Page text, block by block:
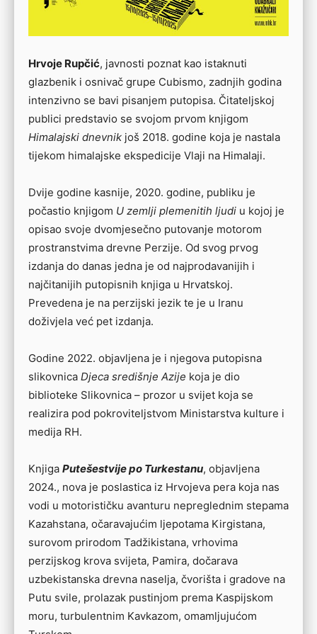
Hrvoje Rupčić, javnosti poznat kao istaknuti
glazbenik i osnivač grupe Cubismo, zadnjih godina
intenzivno se bavi pisanjem putopisa. Čitateljskoj
publici predstavio se svojom prvom knjigom
Himalajski dnevnik još 2018. godine koja je nastala
tijekom himalajske ekspedicije Vlaji na Himalaji.
Dvije godine kasnije, 2020. godine, publiku je
počastio knjigom U zemlji plemenitih ljudi u kojoj je
opisao svoje dvomjesečno putovanje motorom
prostranstvima drevne Perzije. Od svog prvog
izdanja do danas jedna je od najprodavanijih i
najčitanijih putopisnih knjiga u Hrvatskoj.
Prevedena je na perzijski jezik te je u Iranu
doživjela već pet izdanja.
Godine 2022. objavljena je i njegova putopisna
slikovnica Djeca središnje Azije koja je dio
biblioteke Slikovnica – prozor u svijet koja se
realizira pod pokroviteljstvom Ministarstva kulture i
medija RH.
Knjiga Putešestvije po Turkestanu, objavljena
2024., nova je poslastica iz Hrvojeva pera koja nas
vodi u motorističku avanturu nepreglednim stepama
Kazahstana, očaravajućim ljepotama Kirgistana,
surovom prirodom Tadžikistana, vrhovima
perzijskog krova svijeta, Pamira, dočarava
uzbekistanska drevna naselja, čvorišta i gradove na
Putu svile, prolazak pustinjom prema Kaspijskom
moru, turbulentnim Kavkazom, omamljujućom